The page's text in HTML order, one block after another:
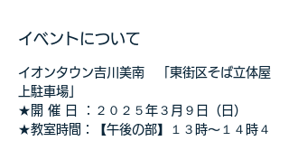
イベントについて
イオンタウン吉川美南　「東街区そば立体屋
上駐車場」
★開 催 日 ：２０２５年３月９日（日）
★教室時間：【午後の部】１３時～１４時４